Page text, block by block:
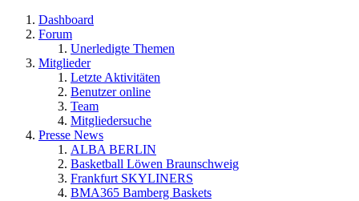
Dashboard
Forum
Unerledigte Themen
Mitglieder
Letzte Aktivitäten
Benutzer online
Team
Mitgliedersuche
Presse News
ALBA BERLIN
Basketball Löwen Braunschweig
Frankfurt SKYLINERS
BMA365 Bamberg Baskets